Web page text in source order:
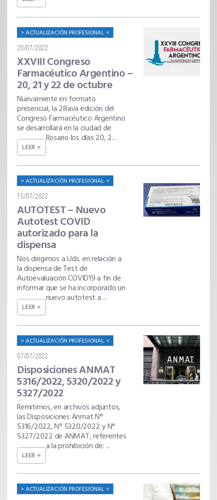
ACTUALIZACIÓN PROFESIONAL
20/07/2022
XXVIII Congreso
Farmacéutico Argentino –
20, 21 y 22 de octubre
Nuevamente en formato
presencial, la 28ava edición del
Congreso Farmacéutico Argentino
se desarrollará en la ciudad de
Rosario los días 20, 2...
LEER +
ACTUALIZACIÓN PROFESIONAL
15/07/2022
AUTOTEST – Nuevo
Autotest COVID
autorizado para la
dispensa
Nos dirigimos a Uds. en relación a
la dispensa de Test de
Autoevaluación COVID19 a fin de
informar que se ha incorporado un
nuevo autotest a ...
LEER +
ACTUALIZACIÓN PROFESIONAL
07/07/2022
Disposiciones ANMAT
5316/2022, 5320/2022 y
5327/2022
Remitimos, en archivos adjuntos,
las Disposiciones Anmat N°
5316/2022, N° 5320/2022 y N°
5327/2022 de ANMAT, referentes
a la prohibición de: ...
LEER +
ACTUALIZACIÓN PROFESIONAL